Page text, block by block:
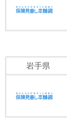
岩手県